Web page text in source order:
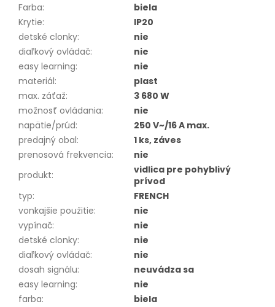
Farba:
biela
Krytie:
IP20
detské clonky:
nie
diaľkový ovládač:
nie
easy learning:
nie
materiál:
plast
max. záťaž:
3 680 W
možnosť ovládania:
nie
napätie/prúd:
250 V~/16 A max.
predajný obal:
1 ks, záves
prenosová frekvencia:
nie
produkt:
vidlica pre pohyblivý
prívod
typ:
FRENCH
vonkajšie použitie:
nie
vypínač:
nie
detské clonky:
nie
diaľkový ovládač:
nie
dosah signálu:
neuvádza sa
easy learning:
nie
farba:
biela